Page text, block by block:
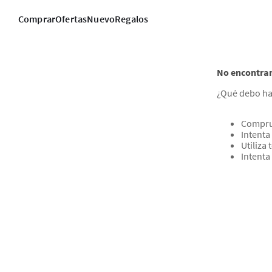
ComprarOfertasNuevoRegalos
No
¿Qué debo
Utiliza